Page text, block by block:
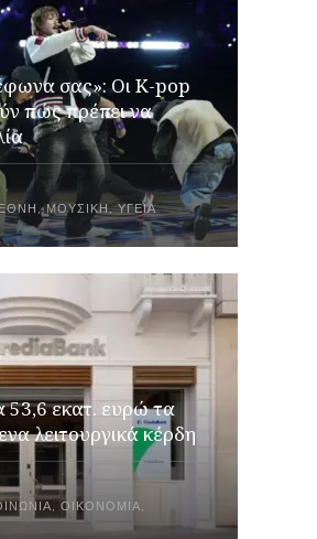
σας»: Οι K-pop
πώς πρέπει να
,ΜΟΥΣΙΚΉ,ΥΓΕΊΑ
53,6 εκατ. ευρώ τα
λειτουργικά κέρδη
,ΟΙΚΟΝΟΜΊΑ,